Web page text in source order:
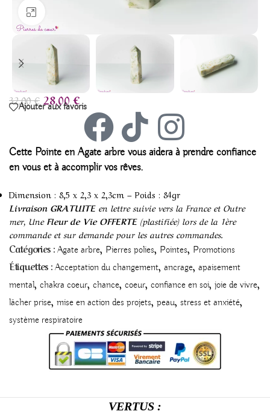
32,00€ 28,00€
Ajouter aux favoris
Cette Pointe en Agate arbre vous aidera à prendre confiance
en vous et à accomplir vos rêves.
Dimension : 8,5 x 2,3 x 2,3cm – Poids : 84gr
Livraison GRATUITEen lettre suivie vers la France et Outre
mer, Une Fleur de Vie OFFERTE(plastifiée) lors de la 1ère
commande et sur demande pour les autres commandes.
Catégories : Agate arbre, Pierres polies, Pointes, Promotions
Étiquettes : Acceptation du changement, ancrage, apaisement
mental, chakra coeur, chance, coeur, confiance en soi, joie de vivre,
lâcher prise, mise en action des projets, peau, stress et anxiété,
système respiratoire
VERTUS :